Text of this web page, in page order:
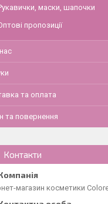
маски, шапочки
пропозиції
та оплата
та повернення
Контакти
магазин косметики